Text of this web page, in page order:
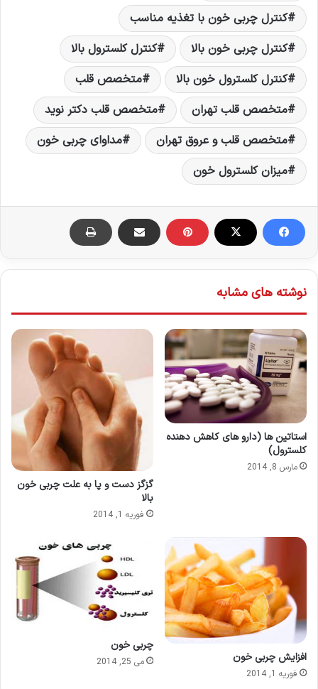
کنترل چربی خون با تغذیه مناسب
کنترل چربی خون بالا
کنترل کلسترول بالا
کنترل کلسترول خون بالا
متخصص قلب
متخصص قلب تهران
متخصص قلب دکتر نويد
متخصص قلب و عروق تهران
مداوای چربی خون
ميزان کلسترول خون
نوشته های مشابه
استاتین ها (دارو های کاهش دهنده
کلسترول)
مارس 8, 2014
گزگز دست و پا به علت چربی خون
بالا
فوریه 1, 2014
افزایش چربی خون
فوریه 1, 2014
چربی خون
می 25, 2014